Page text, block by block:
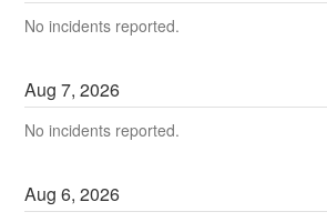
No incidents reported.
Aug7,2026
No incidents reported.
Aug6,2026